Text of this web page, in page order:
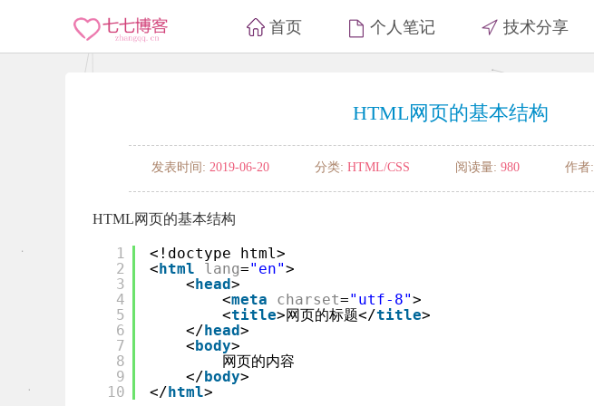
首页 个人笔记 技术分享
HTML网页的基本结构
发表时间: 2019-06-20 分类: HTML/CSS 阅读量: 980 作者:
HTML网页的基本结构
1
2
3
4
5
6
7
8
9
10
<!doctype html>
<html lang="en">
<head>
<meta charset="utf-8">
<title>网页的标题</title>
</head>
<body>
网页的内容
</body>
</html>